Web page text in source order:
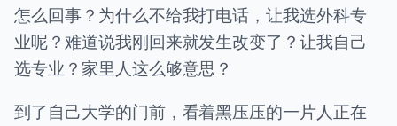
怎么回事？为什么不给我打电话，让我选外科专
业呢？难道说我刚回来就发生改变了？让我自己
选专业？家里人这么够意思？
到了自己大学的门前，看着黑压压的一片人正在